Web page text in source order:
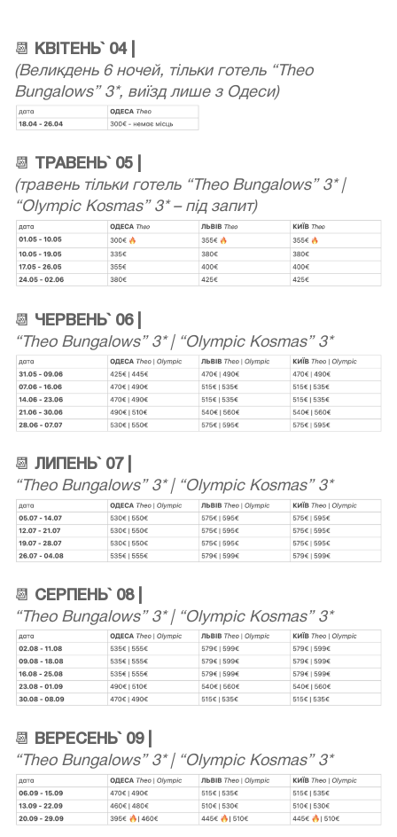
📆 КВІТЕНЬ` 04 |
(Великдень 6 ночей, тільки готель “Theo
Bungalows” 3*, виїзд лише з Одеси)
📆 ТРАВЕНЬ` 05 |
(травень тільки готель “Theo Bungalows” 3* |
“Olympic Kosmas” 3* – під запит)
📆 ЧЕРВЕНЬ` 06 |
“Theo Bungalows” 3* | “Olympic Kosmas” 3*
📆 ЛИПЕНЬ` 07 |
“Theo Bungalows” 3* | “Olympic Kosmas” 3*
📆 СЕРПЕНЬ` 08 |
“Theo Bungalows” 3* | “Olympic Kosmas” 3*
📆 ВЕРЕСЕНЬ` 09 |
“Theo Bungalows” 3* | “Olympic Kosmas” 3*